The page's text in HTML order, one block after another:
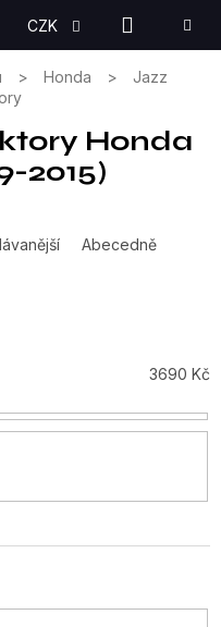
CZK
KOŠÍK
Honda
Jazz
Honda
2015)
Abecedně
3690 Kč